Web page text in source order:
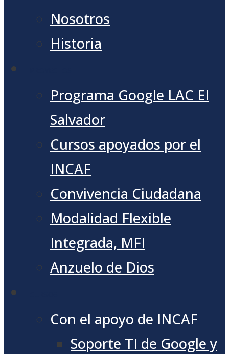
Nosotros
Historia
Programa Google LAC El
Salvador
Cursos apoyados por el
INCAF
Convivencia Ciudadana
Modalidad Flexible
Integrada, MFI
Anzuelo de Dios
Con el apoyo de INCAF
Soporte TI de Google y